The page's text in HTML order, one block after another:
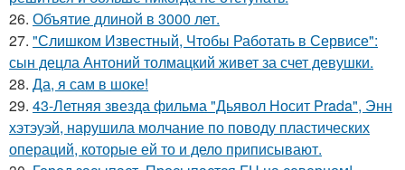
26. Объятие длиной в 3000 лет.
27. "Слишком Известный, Чтобы Работать в Сервисе":
сын децла Антоний толмацкий живет за счет девушки.
28. Да, я сам в шоке!
29. 43-Летняя звезда фильма "Дьявол Носит Prada", Энн
хэтэуэй, нарушила молчание по поводу пластических
операций, которые ей то и дело приписывают.